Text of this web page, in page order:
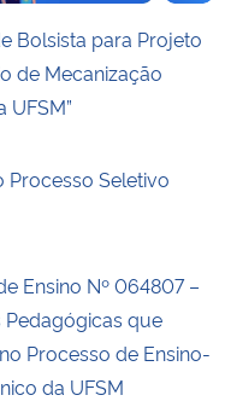
Bolsista para Projeto
de Mecanização
Processo Seletivo
Ensino Nº 064807 –
que
Processo de Ensino-
da UFSM